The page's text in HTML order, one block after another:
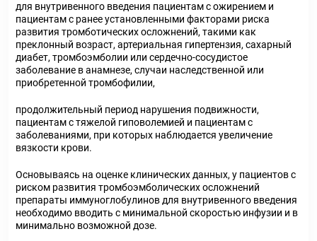
для внутривенного введения пациентам с ожирением и
пациентам с ранее установленными факторами риска
развития тромботических осложнений, такими как
преклонный возраст, артериальная гипертензия, сахарный
диабет, тромбоэмболии или сердечно-сосудистое
заболевание в анамнезе, случаи наследственной или
приобретенной тромбофилии,
продолжительный период нарушения подвижности,
пациентам с тяжелой гиповолемией и пациентам с
заболеваниями, при которых наблюдается увеличение
вязкости крови.
Основываясь на оценке клинических данных, у пациентов с
риском развития тромбоэмболических осложнений
препараты иммуноглобулинов для внутривенного введения
необходимо вводить с минимальной скоростью инфузии и в
минимально возможной дозе.